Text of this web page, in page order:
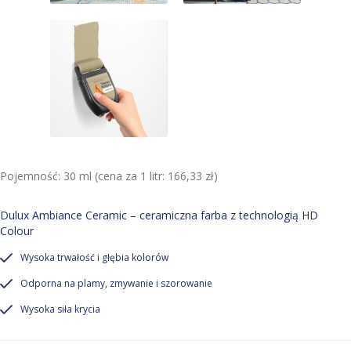
Pojemność: 30 ml (cena za 1 litr: 166,33 zł)
Dulux Ambiance Ceramic – ceramiczna farba z technologią HD
Colour
Wysoka trwałość i głębia kolorów
Odporna na plamy, zmywanie i szorowanie
Wysoka siła krycia